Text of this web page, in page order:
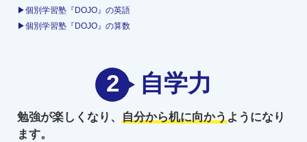
▶個別学習塾『DOJO』の英語
▶個別学習塾『DOJO』の算数
2 自学力
勉強が楽しくなり、 自分から机に向かうようになり
ます。